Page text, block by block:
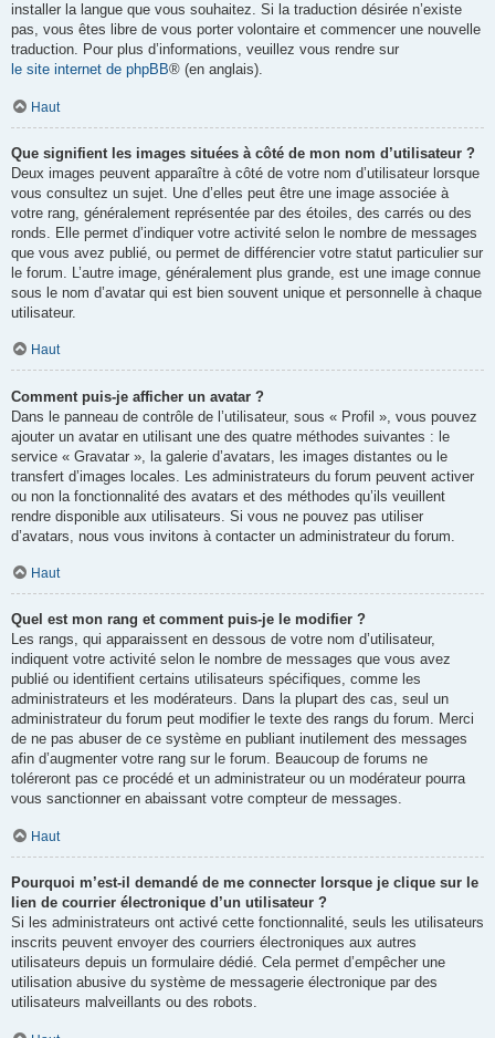
installer la langue que vous souhaitez. Si la traduction désirée n’existe
pas, vous êtes libre de vous porter volontaire et commencer une nouvelle
traduction. Pour plus d’informations, veuillez vous rendre sur
le site internet de phpBB® (en anglais).
Haut
Que signifient les images situées à côté de mon nom d’utilisateur ?
Deux images peuvent apparaître à côté de votre nom d’utilisateur lorsque
vous consultez un sujet. Une d’elles peut être une image associée à
votre rang, généralement représentée par des étoiles, des carrés ou des
ronds. Elle permet d’indiquer votre activité selon le nombre de messages
que vous avez publié, ou permet de différencier votre statut particulier sur
le forum. L’autre image, généralement plus grande, est une image connue
sous le nom d’avatar qui est bien souvent unique et personnelle à chaque
utilisateur.
Haut
Comment puis-je afficher un avatar ?
Dans le panneau de contrôle de l’utilisateur, sous « Profil », vous pouvez
ajouter un avatar en utilisant une des quatre méthodes suivantes : le
service « Gravatar », la galerie d’avatars, les images distantes ou le
transfert d’images locales. Les administrateurs du forum peuvent activer
ou non la fonctionnalité des avatars et des méthodes qu’ils veuillent
rendre disponible aux utilisateurs. Si vous ne pouvez pas utiliser
d’avatars, nous vous invitons à contacter un administrateur du forum.
Haut
Quel est mon rang et comment puis-je le modifier ?
Les rangs, qui apparaissent en dessous de votre nom d’utilisateur,
indiquent votre activité selon le nombre de messages que vous avez
publié ou identifient certains utilisateurs spécifiques, comme les
administrateurs et les modérateurs. Dans la plupart des cas, seul un
administrateur du forum peut modifier le texte des rangs du forum. Merci
de ne pas abuser de ce système en publiant inutilement des messages
afin d’augmenter votre rang sur le forum. Beaucoup de forums ne
toléreront pas ce procédé et un administrateur ou un modérateur pourra
vous sanctionner en abaissant votre compteur de messages.
Haut
Pourquoi m’est-il demandé de me connecter lorsque je clique sur le
lien de courrier électronique d’un utilisateur ?
Si les administrateurs ont activé cette fonctionnalité, seuls les utilisateurs
inscrits peuvent envoyer des courriers électroniques aux autres
utilisateurs depuis un formulaire dédié. Cela permet d’empêcher une
utilisation abusive du système de messagerie électronique par des
utilisateurs malveillants ou des robots.